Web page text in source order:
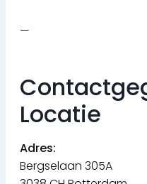
—
Locatie
Adres:
Bergselaan 305A